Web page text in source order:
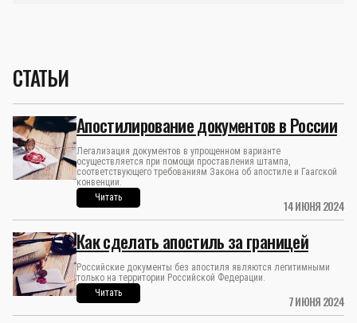
СТАТЬИ
14 ИЮНЯ 2024
Апостилирование документов в России
Легализация документов в упрощенном варианте
осуществляется при помощи проставления штампа,
соответствующего требованиям Закона об апостиле и Гаагской
конвенции.
Читать
7 ИЮНЯ 2024
Как сделать апостиль за границей
Российские документы без апостиля являются легитимными
только на территории Российской Федерации.
Читать